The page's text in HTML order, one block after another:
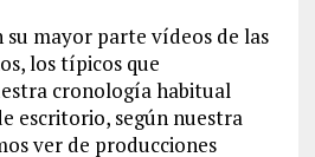
su mayor parte vídeos de las
los típicos que
cronología habitual
escritorio, según nuestra
ver de producciones